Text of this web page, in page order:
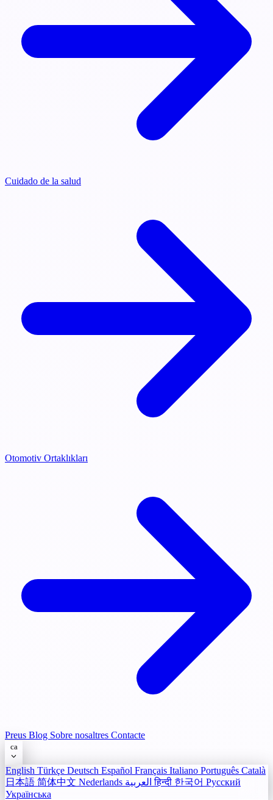
Cuidado de la salud
Otomotiv Ortaklıkları
Preus Blog Sobre nosaltres Contacte
ca
English Türkçe Deutsch Español Français Italiano Português Català
日本語 简体中文 Nederlands العربيةहिन्दी 한국어 Русский
Українська